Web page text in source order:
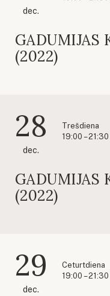
dec.
GADUMIJAS
(2022)
28
dec.
Trešdiena
19:00 – 21:30
GADUMIJAS
(2022)
29
dec.
Ceturtdiena
19:00 – 21:30